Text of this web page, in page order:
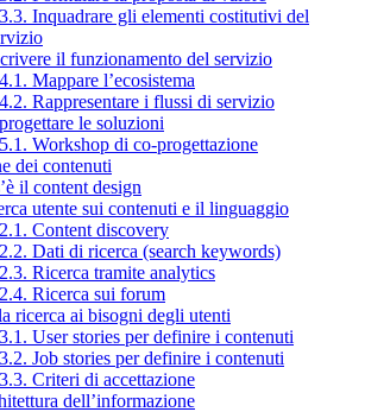
Inquadrare gli elementi costitutivi del
il funzionamento del servizio
Mappare l’ecosistema
Rappresentare i flussi di servizio
le soluzioni
Workshop di co-progettazione
dei contenuti
il content design
utente sui contenuti e il linguaggio
Content discovery
Dati di ricerca (search keywords)
Ricerca tramite analytics
Ricerca sui forum
ricerca ai bisogni degli utenti
User stories per definire i contenuti
Job stories per definire i contenuti
Criteri di accettazione
dell’informazione